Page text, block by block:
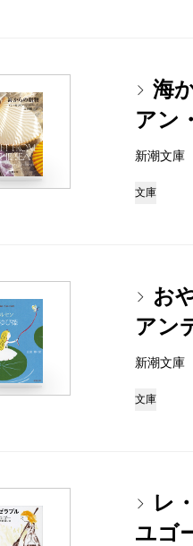
海
アン
新潮文
文庫
お
アン
新潮文
文庫
レ
ユゴ